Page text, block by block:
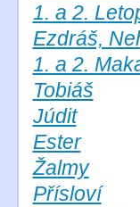
1. a 2.
Ezdráš,
1. a 2.
Tobiáš
Júdit
Ester
Žalmy
Přísloví